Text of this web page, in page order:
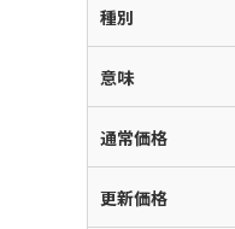
種別
意味
通常価格
更新価格